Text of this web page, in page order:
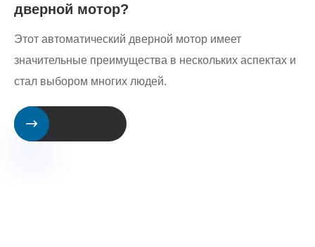
дверной мотор?
Этот автоматический дверной мотор имеет
значительные преимущества в нескольких аспектах и ​​
стал выбором многих людей.
